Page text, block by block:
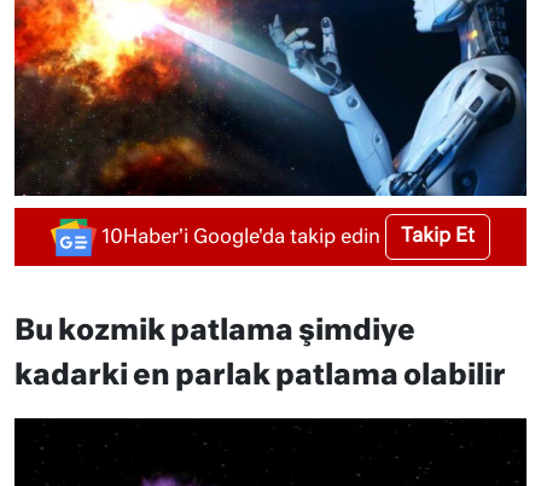
10Haber'i Google'da takip edin Takip Et
Bu kozmik patlama şimdiye
kadarki en parlak patlama olabilir